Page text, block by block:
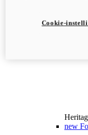
new
Cookie-